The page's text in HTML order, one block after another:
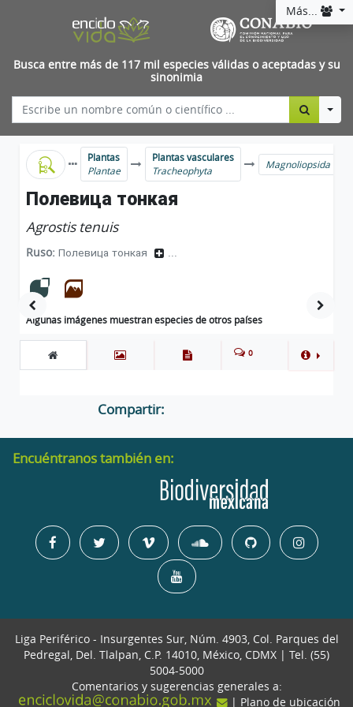
Más...
Busca entre más de 117 mil especies válidas o aceptadas y su
sinonimia
Plantas
Plantae
Plantas vasculares
Tracheophyta
Magnoliopsida
Полевица тонкая
Agrostis tenuis
Ruso: Полевица тонкая ...
Algunas imágenes muestran especies de otros países
0
Compartir:
Encuéntranos también en:
Liga Periférico - Insurgentes Sur, Núm. 4903, Col. Parques del
Pedregal, Del. Tlalpan, C.P. 14010, México, CDMX | Tel. (55)
5004-5000
Comentarios y sugerencias generales a:
| Plano de ubicación